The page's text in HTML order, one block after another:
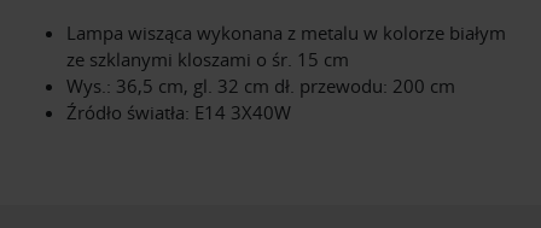
Lampa wisząca wykonana z metalu w kolorze białym
ze szklanymi kloszami o śr. 15 cm
Wys.: 36,5 cm, gl. 32 cm dł. przewodu: 200 cm
Źródło światła: E14 3X40W